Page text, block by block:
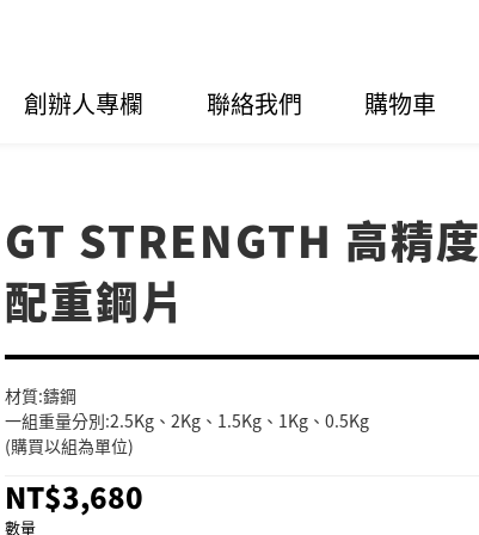
創辦人專欄 聯絡我們 購物車
GT STRENGTH 高精度
配重鋼片
材質:鑄鋼
一組重量分別:2.5Kg、2Kg、1.5Kg、1Kg、0.5Kg
(購買以組為單位)
NT$3,680
數量